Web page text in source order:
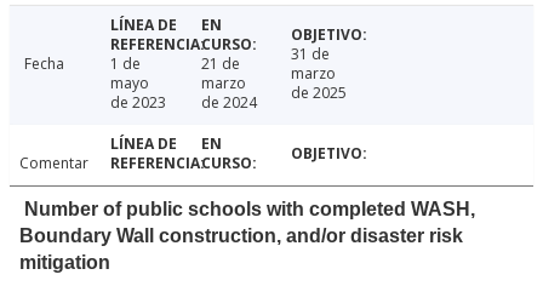
Fecha
1 de
mayo
de 2023
21 de
marzo
de 2024
31 de
marzo
de 2025
Comentar
Number of public schools with completed WASH,
Boundary Wall construction, and/or disaster risk
mitigation